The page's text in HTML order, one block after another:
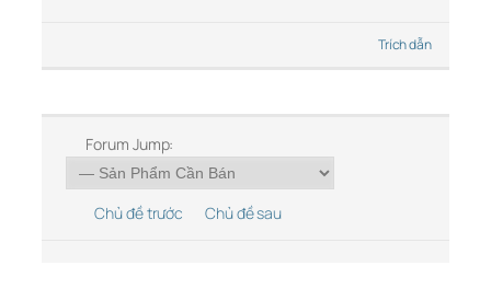
Trích dẫn
Forum Jump:
Chủ đề trước Chủ đề sau